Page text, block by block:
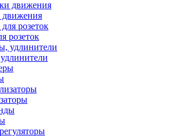
движения
розеток